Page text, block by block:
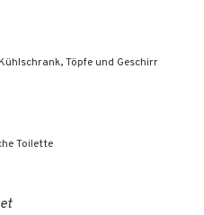
Töpfe und Geschirr
Toilette